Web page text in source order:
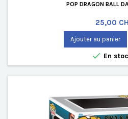
POP DRAGON BALL
Prix
25,00
Ajouter au panier
 En